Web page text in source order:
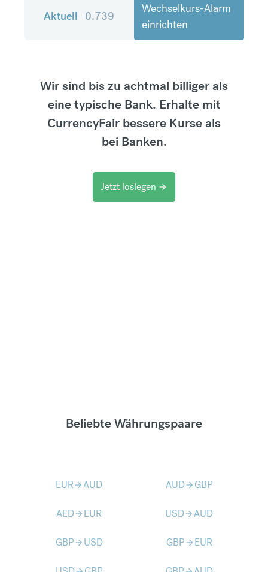
Aktuell 0.739
Wechselkurs-Alarm
einrichten
Wir sind bis zu achtmal billiger als
eine typische Bank. Erhalte mit
CurrencyFair bessere Kurse als
bei Banken.
Jetzt loslegen arrow_forward
Beliebte Währungspaare
EURarrow_forwardAUD AUDarrow_forward GBP
AEDarrow_forward EUR USDarrow_forwardAUD
GBParrow_forward USD GBParrow_forward EUR